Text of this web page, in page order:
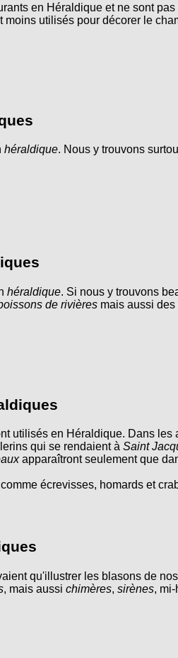
en Héraldique et ne sont
moins utilisés pour décorer le
héraldique. Nous y trouvons
héraldique. Si nous y trouvons
de rivièresmais aussi des
utilisés en Héraldique. Dans les
qui se rendaient à Saint
apparaîtront seulement que
écrevisses, homards et
qu'illustrer les blasons de
, mais aussi chimères, sirènes,